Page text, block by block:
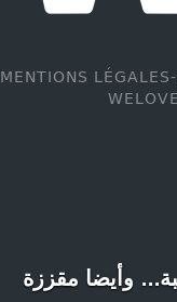
-
MENTIONS LÉGALES